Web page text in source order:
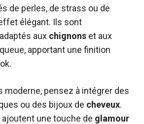
de perles, de strass ou de
élégant. Ils sont
aux chignons et aux
apportant une finition
moderne, pensez à intégrer des
ou des bijoux de cheveux.
ajoutent une touche de glamour